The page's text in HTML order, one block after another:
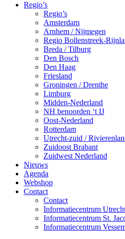
Regio’s
Regio’s
Amsterdam
Arnhem / Nijmegen
Regio Bollenstreek-
Breda / Tilburg
Den Bosch
Den Haag
Friesland
Groningen / Drenthe
Limburg
Midden-Nederland
NH benoorden ‘t IJ
Oost-Nederland
Rotterdam
Utrecht-zuid /
Zuidoost Brabant
Zuidwest Nederland
Nieuws
Agenda
Webshop
Contact
Contact
Informatiecentrum
Informatiecentrum St.
Informatiecentrum